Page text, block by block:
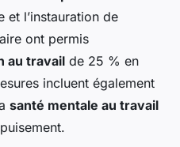
et l’instauration de
ont permis
au travail de 25 % en
incluent également
santé mentale au travail